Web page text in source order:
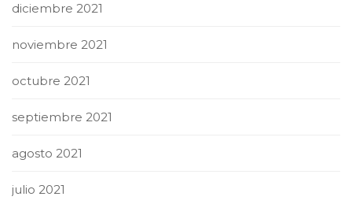
diciembre 2021
noviembre 2021
octubre 2021
septiembre 2021
agosto 2021
julio 2021